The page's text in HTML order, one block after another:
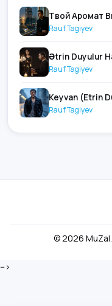
Твой Аромат
Rauf Tagiyev
Ətrin Duyulur
Rauf Tagiyev
Keyvan (Etrin
Rauf Tagiyev
© 2026
-->